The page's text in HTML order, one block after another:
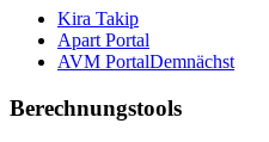
Kira Takip
Apart Portal
AVM PortalDemnächst
Berechnungstools